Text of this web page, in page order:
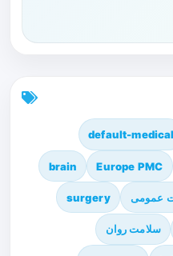
default-medical
Europe PMC
brain
عمومی surgery
سلامت روان